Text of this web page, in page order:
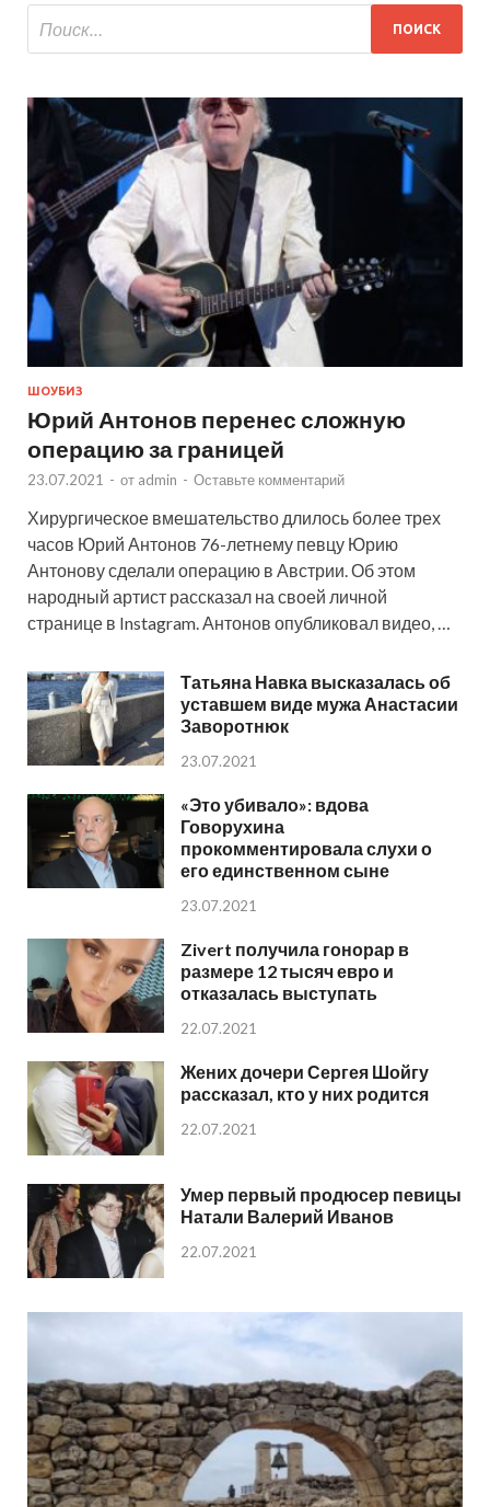
ШОУБИЗ
Юрий Антонов перенес сложную
операцию за границей
23.07.2021 - от admin - Оставьте комментарий
Хирургическое вмешательство длилось более трех
часов Юрий Антонов 76-летнему певцу Юрию
Антонову сделали операцию в Австрии. Об этом
народный артист рассказал на своей личной
странице в Instagram. Антонов опубликовал видео, …
Татьяна Навка высказалась об
уставшем виде мужа Анастасии
Заворотнюк
23.07.2021
«Это убивало»: вдова
Говорухина
прокомментировала слухи о
его единственном сыне
23.07.2021
Zivert получила гонорар в
размере 12 тысяч евро и
отказалась выступать
22.07.2021
Жених дочери Сергея Шойгу
рассказал, кто у них родится
22.07.2021
Умер первый продюсер певицы
Натали Валерий Иванов
22.07.2021